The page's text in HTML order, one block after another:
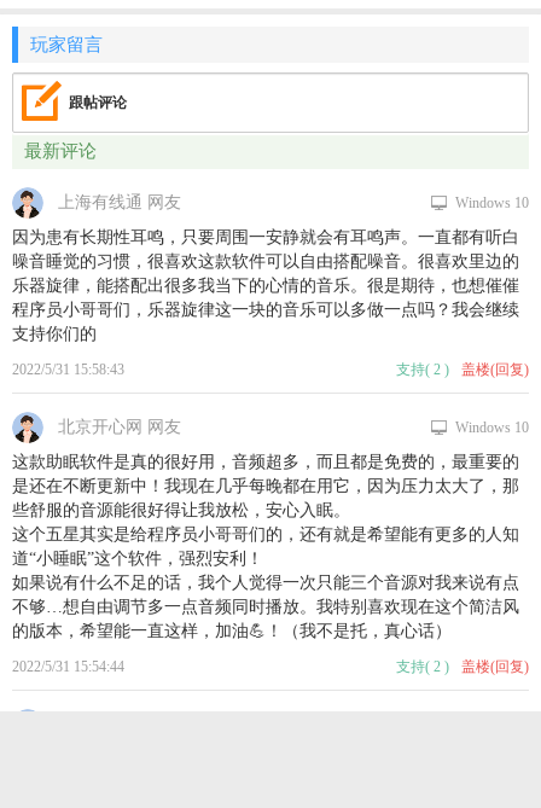
玩家留言
跟帖评论
最新评论
上海有线通 网友
2022/5/31 15:58:43
因为患有长期性耳鸣，只要周围一安静就会有耳鸣声。一直都有听白
噪音睡觉的习惯，很喜欢这款软件可以自由搭配噪音。很喜欢里边的
乐器旋律，能搭配出很多我当下的心情的音乐。很是期待，也想催催
程序员小哥哥们，乐器旋律这一块的音乐可以多做一点吗？我会继续
支持你们的
Windows 10
支持( 2 ) 盖楼(回复)
北京开心网 网友
2022/5/31 15:54:44
这款助眠软件是真的很好用，音频超多，而且都是免费的，最重要的
是还在不断更新中！我现在几乎每晚都在用它，因为压力太大了，那
些舒服的音源能很好得让我放松，安心入眠。
这个五星其实是给程序员小哥哥们的，还有就是希望能有更多的人知
道“小睡眠”这个软件，强烈安利！
如果说有什么不足的话，我个人觉得一次只能三个音源对我来说有点
不够…想自由调节多一点音频同时播放。我特别喜欢现在这个简洁风
的版本，希望能一直这样，加油💪！（我不是托，真心话）
Windows 10
支持( 2 ) 盖楼(回复)